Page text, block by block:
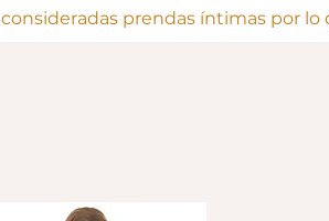
prendas íntimas por